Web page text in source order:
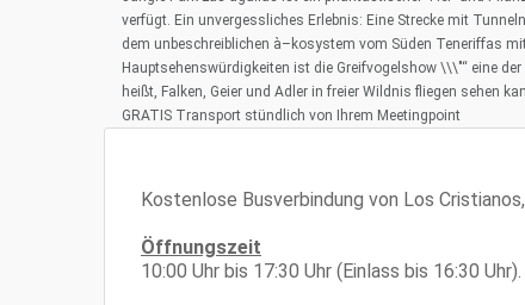
verfügt. Ein unvergessliches Erlebnis: Eine Strecke mit
dem unbeschreiblichen à–kosystem vom Süden Teneriffas
Hauptsehenswürdigkeiten ist die Greifvogelshow \\\"“ eine
heißt, Falken, Geier und Adler in freier Wildnis fliegen sehen
GRATIS Transport stündlich von Ihrem Meetingpoint
Kostenlose Busverbindung von Los
Öffnungszeit
10:00 Uhr bis 17:30 Uhr (Einlass bis 16:30 Uhr).